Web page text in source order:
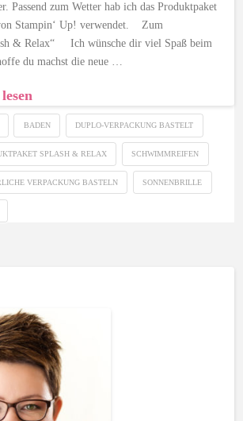
Passend zum Wetter hab ich das Produktpaket
Stampin‘ Up! verwendet. Zum
& Relax“ Ich wünsche dir viel Spaß beim
du machst die neue …
BADEN DUPLO-VERPACKUNG BASTELT
SPLASH & RELAX SCHWIMMREIFEN
VERPACKUNG BASTELN SONNENBRILLE